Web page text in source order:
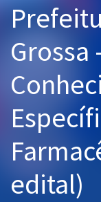
Cursos 20% OFF
Pós
Graduação
OAB
Questões grátis
Grossa
edital)